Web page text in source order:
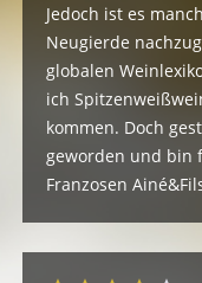
Jedoch ist es
Neugierde
globalen
ich
kommen. Doch
geworden und bin
Franzosen